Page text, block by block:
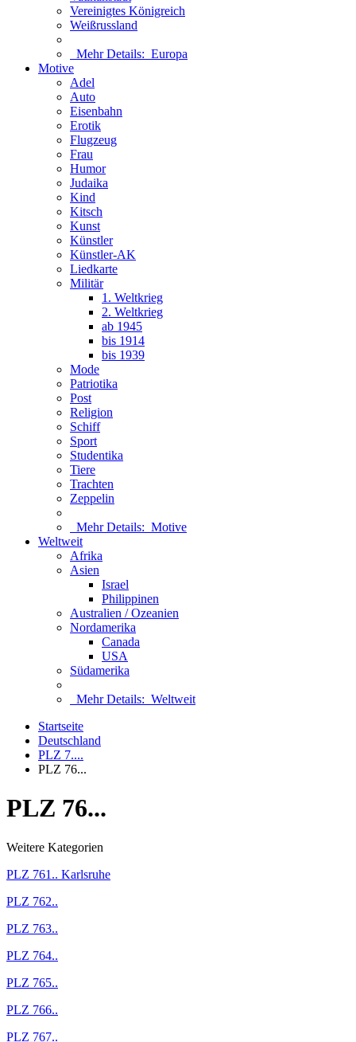
Vereinigtes Königreich
Weißrussland
Mehr Details: Europa
Motive
Adel
Auto
Eisenbahn
Erotik
Flugzeug
Frau
Humor
Judaika
Kind
Kitsch
Kunst
Künstler
Künstler-AK
Liedkarte
Militär
1. Weltkrieg
2. Weltkrieg
ab 1945
bis 1914
bis 1939
Mode
Patriotika
Post
Religion
Schiff
Sport
Studentika
Tiere
Trachten
Zeppelin
Mehr Details: Motive
Weltweit
Afrika
Asien
Israel
Philippinen
Australien / Ozeanien
Nordamerika
Canada
USA
Südamerika
Mehr Details: Weltweit
Startseite
Deutschland
PLZ 7....
PLZ 76...
PLZ 76...
Weitere Kategorien
PLZ 761.. Karlsruhe
PLZ 762..
PLZ 763..
PLZ 764..
PLZ 765..
PLZ 766..
PLZ 767..